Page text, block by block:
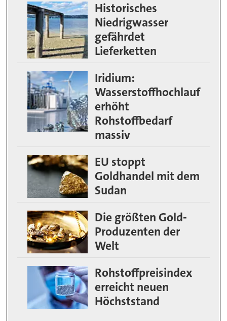
Historisches
Niedrigwasser
gefährdet
Lieferketten
Iridium:
Wasserstoffhochlauf
erhöht
Rohstoffbedarf
massiv
EU stoppt
Goldhandel mit dem
Sudan
Die größten Gold-
Produzenten der
Welt
Rohstoffpreisindex
erreicht neuen
Höchststand